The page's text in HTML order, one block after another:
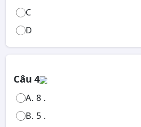
C
D
Câu 4
A. 8 .
B. 5 .